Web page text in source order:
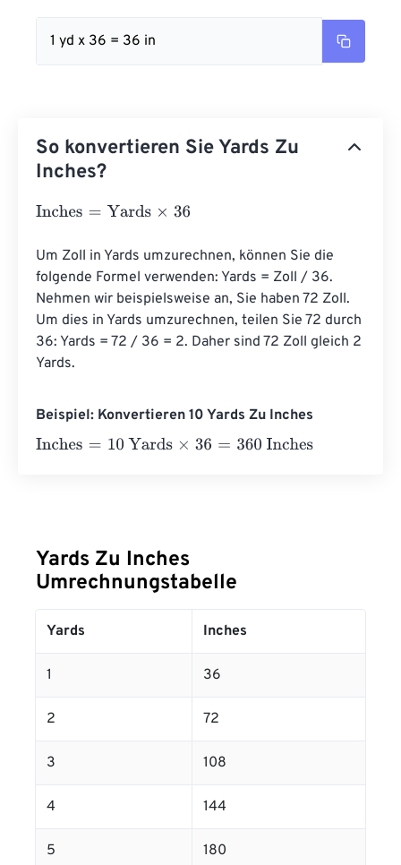
1 yd x 36 = 36 in
So konvertieren Sie Yards Zu
Inches?
Inches= Yards×36
Um Zoll in Yards umzurechnen, können Sie die
folgende Formel verwenden: Yards = Zoll / 36.
Nehmen wir beispielsweise an, Sie haben 72 Zoll.
Um dies in Yards umzurechnen, teilen Sie 72 durch
36: Yards = 72 / 36 = 2. Daher sind 72 Zoll gleich 2
Yards.
Beispiel: Konvertieren 10 Yards Zu Inches
Inches= 10 Yards×36= 360 Inches
Yards Zu Inches
Umrechnungstabelle
Yards Inches
1 36
2 72
3 108
4 144
5 180